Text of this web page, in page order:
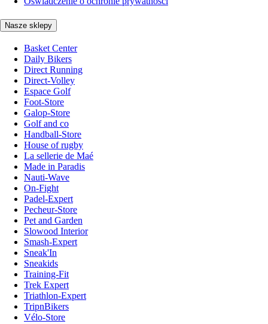
Nasze sklepy
Basket Center
Daily Bikers
Direct Running
Direct-Volley
Espace Golf
Foot-Store
Galop-Store
Golf and co
Handball-Store
House of rugby
La sellerie de Maé
Made in Paradis
Nauti-Wave
On-Fight
Padel-Expert
Pecheur-Store
Pet and Garden
Slowood Interior
Smash-Expert
Sneak'In
Sneakids
Training-Fit
Trek Expert
Triathlon-Expert
TripnBikers
Vélo-Store